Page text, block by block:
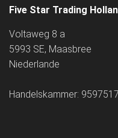
Five Star Trading
Voltaweg 8 a
5993 SE, Maasbree
Niederlande
Handelskammer: